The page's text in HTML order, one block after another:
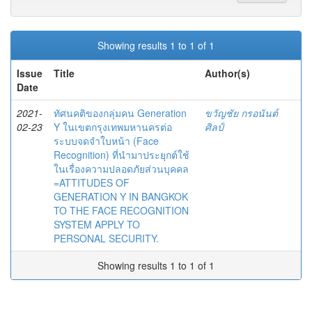
Showing results 1 to 1 of 1
Issue
Date
Title Author(s)
2021-
02-23
ทัศนคติของกลุ่มคน Generation
Y ในเขตกรุงเทพมหานครต่อ
ระบบจดจำใบหน้า (Face
Recognition) ที่นำมาประยุกต์ใช้
ในเรื่องความปลอดภัยส่วนบุคคล
=ATTITUDES OF
GENERATION Y IN BANGKOK
TO THE FACE RECOGNITION
SYSTEM APPLY TO
PERSONAL SECURITY.
ขวัญชัย กรอนันต์
ศิลป์
Showing results 1 to 1 of 1